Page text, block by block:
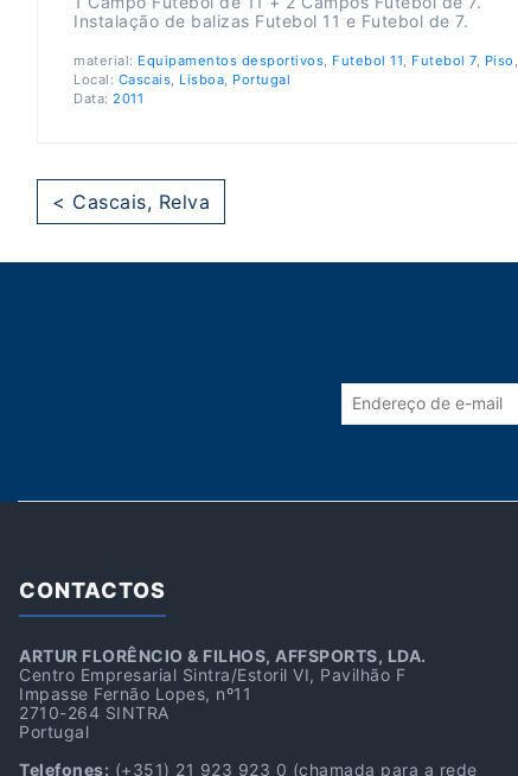
Instalação de balizas Futebol 11 e Futebol de 7.
material: Equipamentos desportivos, Futebol 11, Futebol 7, Piso ,
Local: Cascais, Lisboa, Portugal
Data: 2011
< Cascais, Relva
CONTACTOS
ARTUR FLORÊNCIO & FILHOS, AFFSPORTS, LDA.
Centro Empresarial Sintra/Estoril VI, Pavilhão F
Impasse Fernão Lopes, nº11
2710-264 SINTRA
Portugal
Telefones: (+351) 21 923 923 0 (chamada para a rede